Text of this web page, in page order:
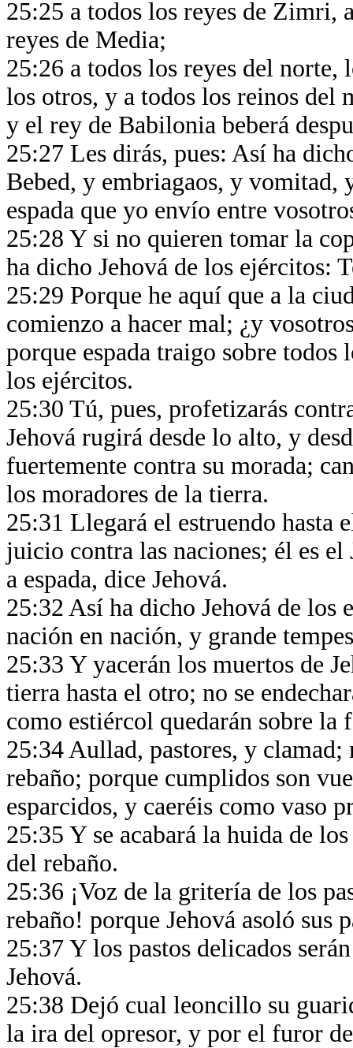
25:25 a todos los reyes de Zimri,
reyes de Media;
25:26 a todos los reyes del norte,
los otros, y a todos los reinos del
y el rey de Babilonia beberá
25:27 Les dirás, pues: Así ha
Bebed, y embriagaos, y vomitad,
espada que yo envío entre
25:28 Y si no quieren tomar la
ha dicho Jehová de los ejércitos:
25:29 Porque he aquí que a la
comienzo a hacer mal; ¿y
porque espada traigo sobre todos
los ejércitos.
25:30 Tú, pues, profetizarás
Jehová rugirá desde lo alto, y
fuertemente contra su morada;
los moradores de la tierra.
25:31 Llegará el estruendo hasta
juicio contra las naciones; él es
a espada, dice Jehová.
25:32 Así ha dicho Jehová de los
nación en nación, y grande
25:33 Y yacerán los muertos de
tierra hasta el otro; no se
como estiércol quedarán sobre la
25:34 Aullad, pastores, y
rebaño; porque cumplidos son
esparcidos, y caeréis como vaso
25:35 Y se acabará la huida de
del rebaño.
25:36 ¡Voz de la gritería de los
rebaño! porque Jehová asoló sus
25:37 Y los pastos delicados
Jehová.
25:38 Dejó cual leoncillo su
la ira del opresor, y por el furor